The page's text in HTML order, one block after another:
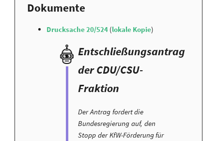
Dokumente
Drucksache 20/524 (lokale Kopie)
Entschließungsantrag
der CDU/CSU-
Fraktion
Der Antrag fordert die
Bundesregierung auf, den
Stopp der KfW-Förderung für